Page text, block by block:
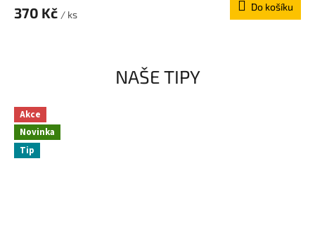
370 Kč / ks
Do košíku
NAŠE TIPY
Akce
Novinka
Tip